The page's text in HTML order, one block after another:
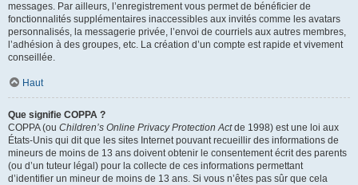
messages. Par ailleurs, l’enregistrement vous permet de bénéficier de
fonctionnalités supplémentaires inaccessibles aux invités comme les avatars
personnalisés, la messagerie privée, l’envoi de courriels aux autres membres,
l’adhésion à des groupes, etc. La création d’un compte est rapide et vivement
conseillée.
Haut
Que signifie COPPA ?
COPPA (ou Children’s Online Privacy Protection Actde 1998) est une loi aux
États-Unis qui dit que les sites Internet pouvant recueillir des informations de
mineurs de moins de 13 ans doivent obtenir le consentement écrit des parents
(ou d’un tuteur légal) pour la collecte de ces informations permettant
d’identifier un mineur de moins de 13 ans. Si vous n’êtes pas sûr que cela